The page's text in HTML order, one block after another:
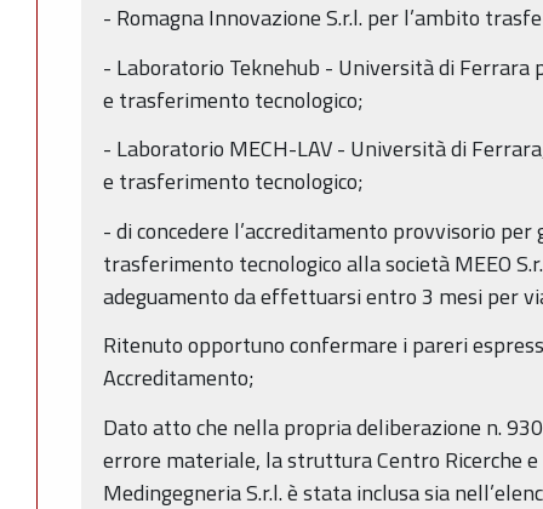
- Romagna Innovazione S.r.l. per l’ambito
- Laboratorio Teknehub - Università di Ferrara
e trasferimento tecnologico;
- Laboratorio MECH-LAV - Università di
e trasferimento tecnologico;
- di concedere l’accreditamento provvisorio
trasferimento tecnologico alla società MEEO
adeguamento da effettuarsi entro 3 mesi per
Ritenuto opportuno confermare i pareri
Accreditamento;
Dato atto che nella propria deliberazione n.
errore materiale, la struttura Centro Ricerche
Medingegneria S.r.l. è stata inclusa sia